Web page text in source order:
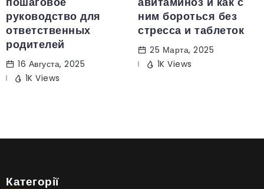
руководство для
ответственных
родителей
16 Августа, 2025
1K Views
ним бороться без
стресса и таблеток
25 Марта, 2025
1K Views
Категорії